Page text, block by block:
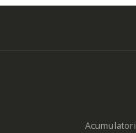
Acumulatori